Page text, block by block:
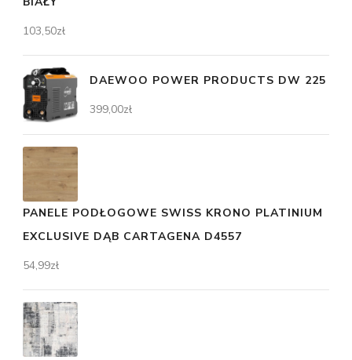
103,50zł
DAEWOO POWER PRODUCTS DW 225
399,00zł
PANELE PODŁOGOWE SWISS KRONO PLATINIUM
EXCLUSIVE DĄB CARTAGENA D4557
54,99zł